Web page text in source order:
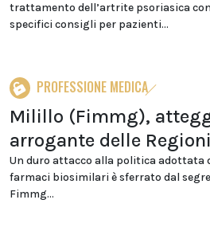
trattamento dell’artrite psoriasica
specifici consigli per pazienti...
PROFESSIONE MEDICA
Milillo (Fimmg),
arrogante delle
Un duro attacco alla politica adottata
farmaci biosimilari è sferrato dal
Fimmg...